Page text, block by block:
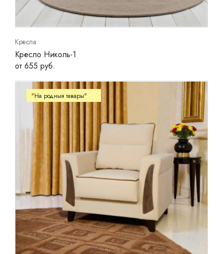
Кресла
Кресло Николь-1
от 655 руб.
"На родныя тавары"